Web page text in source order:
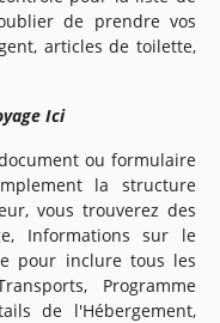
de prendre vos
articles de toilette,
Ici
ou formulaire
la structure
vous trouverez des
Informations sur le
pour inclure tous les
Programme
de l'Hébergement,